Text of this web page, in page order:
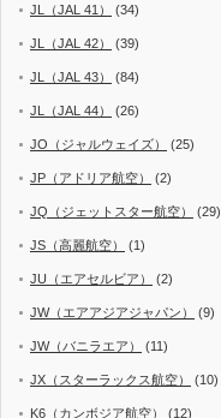
JL（JAL 41） (34)
JL（JAL 42） (39)
JL（JAL 43） (84)
JL（JAL 44） (26)
JO（ジャルウェイズ） (25)
JP（アドリア航空） (2)
JQ（ジェットスター航空） (29)
JS（高麗航空） (1)
JU（エアセルビア） (2)
JW（エアアジアジャパン） (9)
JW（バニラエア） (11)
JX（スターラックス航空） (10)
K6（カンボジア航空） (12)